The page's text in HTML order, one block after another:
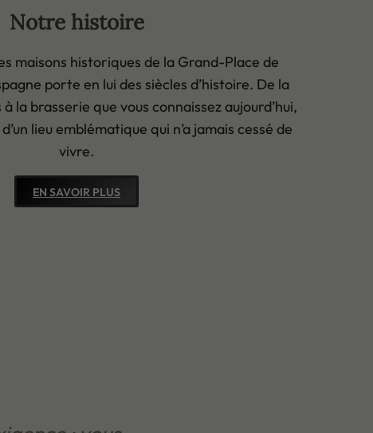
Notre histoire
maisons historiques de la Grand-Place de
porte en lui des siècles d’histoire. De la
la brasserie que vous connaissez aujourd’hui,
lieu emblématique qui n’a jamais cessé de
vivre.
EN SAVOIR PLUS